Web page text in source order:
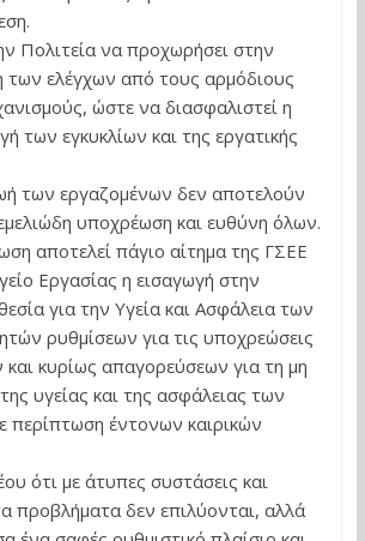
Πολιτεία να προχωρήσει στην
των ελέγχων από τους αρμόδιους
ώστε να διασφαλιστεί η
των εγκυκλίων και της εργατικής
των εργαζομένων δεν αποτελούν
υποχρέωση και ευθύνη όλων.
αποτελεί πάγιο αίτημα της ΓΣΕΕ
Εργασίας η εισαγωγή στην
για την Υγεία και Ασφάλεια των
ρυθμίσεων για τις υποχρεώσεις
κυρίως απαγορεύσεων για τη μη
υγείας και της ασφάλειας των
περίπτωση έντονων καιρικών
ότι με άτυπες συστάσεις και
προβλήματα δεν επιλύονται, αλλά